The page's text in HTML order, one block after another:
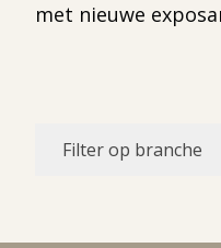
met nieuwe
Filter op branche